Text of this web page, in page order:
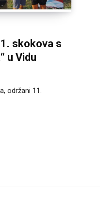
skokova s
u Vidu
održani 11.